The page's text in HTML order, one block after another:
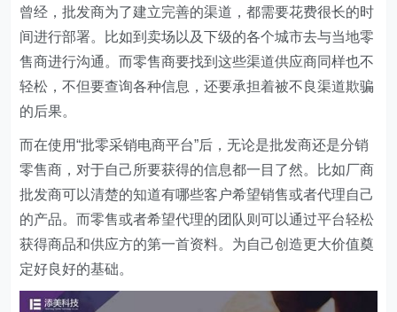
曾经，批发商为了建立完善的渠道，都需要花费很长的时
间进行部署。比如到卖场以及下级的各个城市去与当地零
售商进行沟通。而零售商要找到这些渠道供应商同样也不
轻松，不但要查询各种信息，还要承担着被不良渠道欺骗
的后果。
而在使用“批零采销电商平台”后，无论是批发商还是分销
零售商，对于自己所要获得的信息都一目了然。比如厂商
批发商可以清楚的知道有哪些客户希望销售或者代理自己
的产品。而零售或者希望代理的团队则可以通过平台轻松
获得商品和供应方的第一首资料。为自己创造更大价值奠
定好良好的基础。